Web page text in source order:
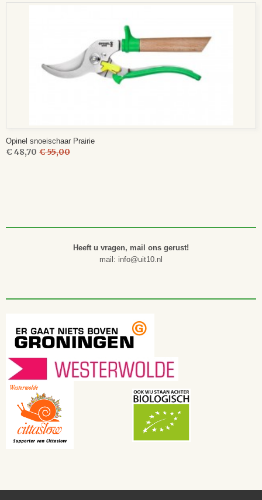
Opinel snoeischaar Prairie
€ 48,70 € 55,00
Heeft u vragen, mail ons gerust!
mail: info@uit10.nl